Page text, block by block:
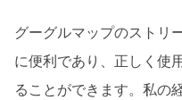
グーグルマップのストリ
に便利であり、正しく使
ることができます。私の